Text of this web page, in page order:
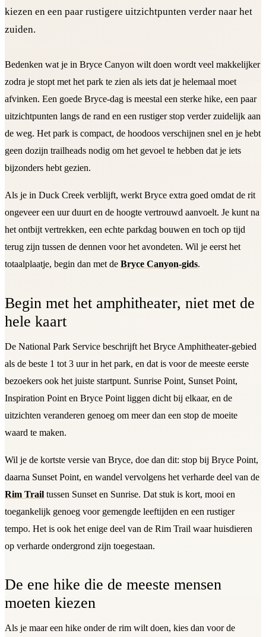
kiezen en een paar rustigere uitzichtpunten verder naar het
zuiden.
Bedenken wat je in Bryce Canyon wilt doen wordt veel makkelijker
zodra je stopt met het park te zien als iets dat je helemaal moet
afvinken. Een goede Bryce-dag is meestal een sterke hike, een paar
uitzichtpunten langs de rand en een rustiger stop verder zuidelijk aan
de weg. Het park is compact, de hoodoos verschijnen snel en je hebt
geen dozijn trailheads nodig om het gevoel te hebben dat je iets
bijzonders hebt gezien.
Als je in Duck Creek verblijft, werkt Bryce extra goed omdat de rit
ongeveer een uur duurt en de hoogte vertrouwd aanvoelt. Je kunt na
het ontbijt vertrekken, een echte parkdag bouwen en toch op tijd
terug zijn tussen de dennen voor het avondeten. Wil je eerst het
totaalplaatje, begin dan met de Bryce Canyon-gids.
Begin met het amphitheater, niet met de
hele kaart
De National Park Service beschrijft het Bryce Amphitheater-gebied
als de beste 1 tot 3 uur in het park, en dat is voor de meeste eerste
bezoekers ook het juiste startpunt. Sunrise Point, Sunset Point,
Inspiration Point en Bryce Point liggen dicht bij elkaar, en de
uitzichten veranderen genoeg om meer dan een stop de moeite
waard te maken.
Wil je de kortste versie van Bryce, doe dan dit: stop bij Bryce Point,
daarna Sunset Point, en wandel vervolgens het verharde deel van de
Rim Trail tussen Sunset en Sunrise. Dat stuk is kort, mooi en
toegankelijk genoeg voor gemengde leeftijden en een rustiger
tempo. Het is ook het enige deel van de Rim Trail waar huisdieren
op verharde ondergrond zijn toegestaan.
De ene hike die de meeste mensen
moeten kiezen
Als je maar een hike onder de rim wilt doen, kies dan voor de